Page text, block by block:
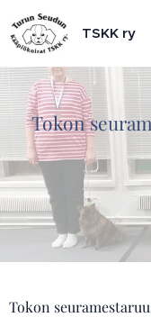
TSKK ry
Tokon
Tokon